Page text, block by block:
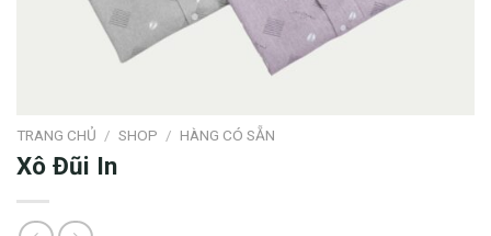
TRANG CHỦ / SHOP / HÀNG CÓ SẴN
Xô Đũi In